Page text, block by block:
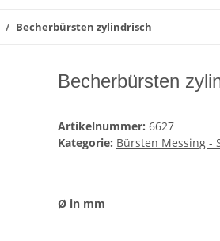
Becherbürsten zylindrisch
Becherbürsten
Artikelnummer: 6627
Kategorie: Bürsten Messing -
Ø in mm